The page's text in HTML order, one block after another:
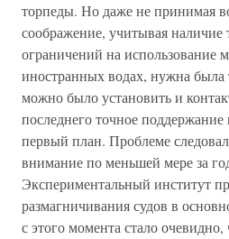
торпеды. Но даже не принимая
соображение, учитывая наличие
ограничений на использование
иностранных водах, нужна была
можно было установить и
последнего точное
первый план. Проблеме
внимание по меньшей мере за
Экспериментальный институт
размагничивания судов в
с этого момента стало